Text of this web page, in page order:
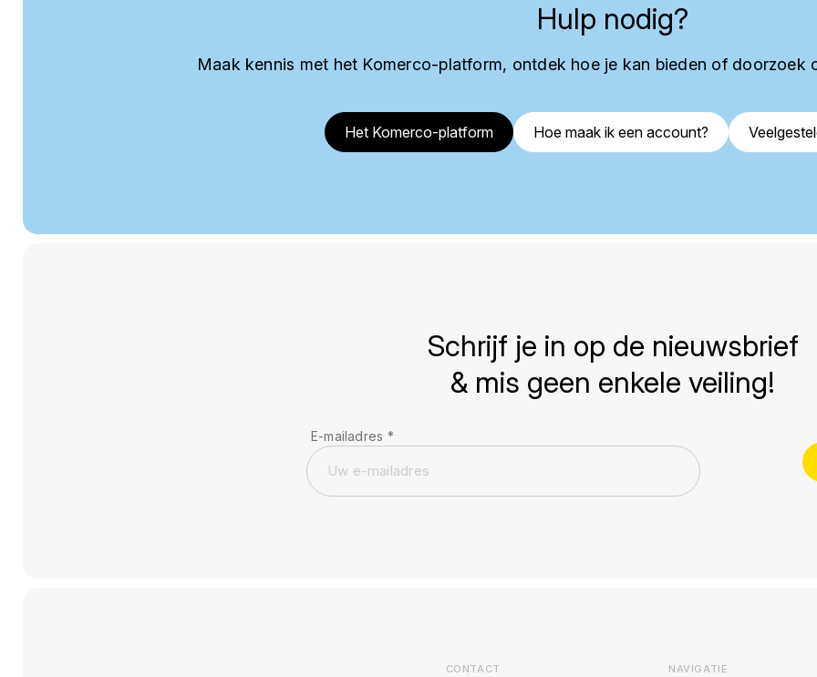
Hulp nodig?
Maak kennis met het Komerco-platform, ontdek hoe je kan bieden of doorzoek
Het Komerco-platform Hoe maak ik een account?
Schrijf je in op de nieuwsbrief
& mis geen enkele veiling!
E-mailadres *
CONTACT NAVIGATIE